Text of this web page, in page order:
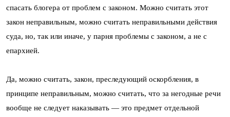
спасать блогера от проблем с законом. Можно считать этот
закон неправильным, можно считать неправильными действия
суда, но, так или иначе, у парня проблемы с законом, а не с
епархией.
Да, можно считать, закон, преследующий оскорбления, в
принципе неправильным, можно считать, что за негодные речи
вообще не следует наказывать — это предмет отдельной